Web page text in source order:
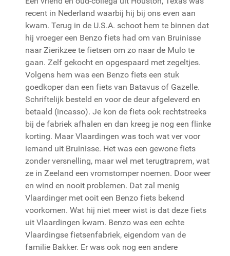
recent in Nederland waarbij hij bij ons even aan
kwam. Terug in de U.S.A. schoot hem te binnen dat
hij vroeger een Benzo fiets had om van Bruinisse
naar Zierikzee te fietsen om zo naar de Mulo te
gaan. Zelf gekocht en opgespaard met zegeltjes.
Volgens hem was een Benzo fiets een stuk
goedkoper dan een fiets van Batavus of Gazelle.
Schriftelijk besteld en voor de deur afgeleverd en
betaald (incasso). Je kon de fiets ook rechtstreeks
bij de fabriek afhalen en dan kreeg je nog een flinke
korting. Maar Vlaardingen was toch wat ver voor
iemand uit Bruinisse. Het was een gewone fiets
zonder versnelling, maar wel met terugtraprem, wat
ze in Zeeland een vromstomper noemen. Door weer
en wind en nooit problemen. Dat zal menig
Vlaardinger met ooit een Benzo fiets bekend
voorkomen. Wat hij niet meer wist is dat deze fiets
uit Vlaardingen kwam. Benzo was een echte
Vlaardingse fietsenfabriek, eigendom van de
familie Bakker. Er was ook nog een andere